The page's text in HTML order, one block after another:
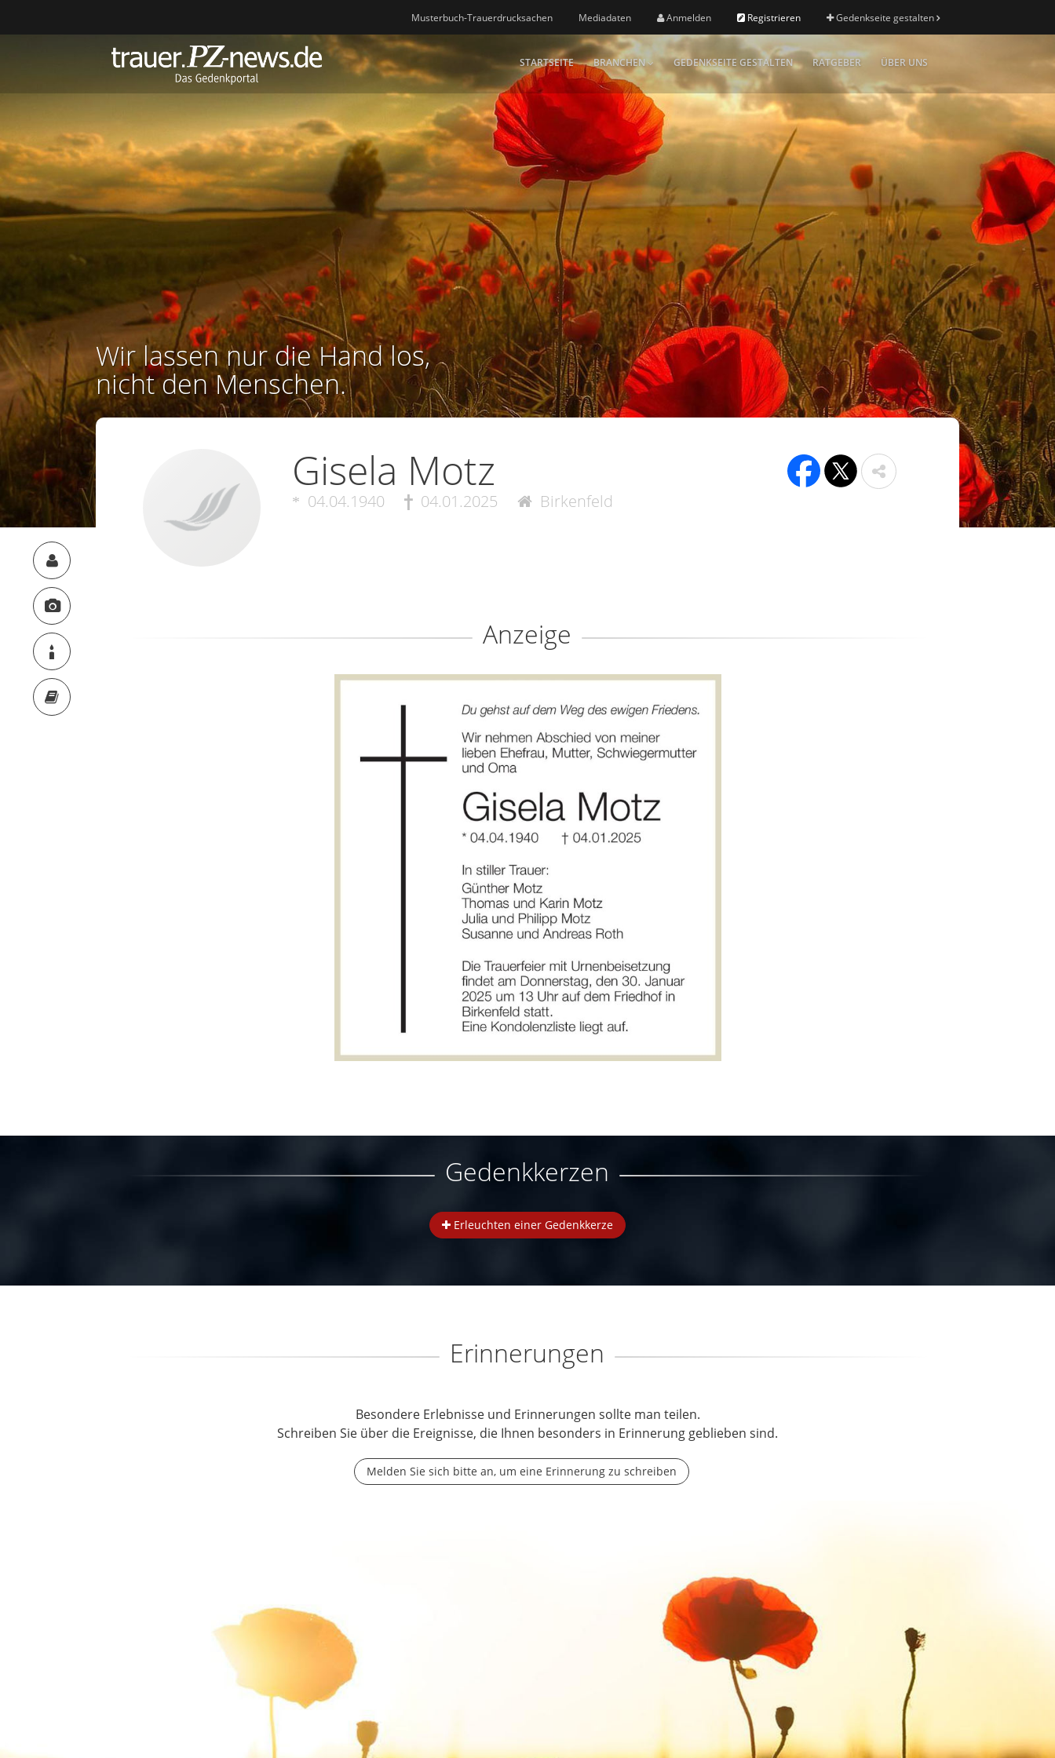
Musterbuch-Trauerdrucksachen Mediadaten Anmelden Registrieren Gedenkseite gestalten
STARTSEITE BRANCHEN GEDENKSEITE GESTALTEN RATGEBER ÜBER UNS
Wir lassen nur die Hand los,
nicht den Menschen.
Gisela Motz
04.04.1940 04.01.2025 Birkenfeld
Anzeige
Gedenkkerzen
Erleuchten einer Gedenkkerze
Erinnerungen
Besondere Erlebnisse und Erinnerungen sollte man teilen.
Schreiben Sie über die Ereignisse, die Ihnen besonders in Erinnerung geblieben sind.
Melden Sie sich bitte an, um eine Erinnerung zu schreiben